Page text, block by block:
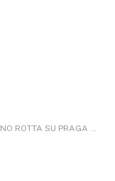
SECONDA TAPPA DEL CIRCUITO